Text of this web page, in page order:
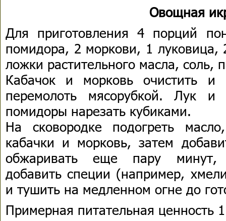
Овощная
Для приготовления 4 порций
помидора, 2 моркови, 1 луковица,
ложки растительного масла, соль,
Кабачок и морковь очистить и
перемолоть мясорубкой. Лук и
помидоры нарезать кубиками.
На сковородке подогреть
кабачки и морковь, затем
обжаривать еще пару минут,
добавить специи (например,
и тушить на медленном огне до
Примерная питательная ценность